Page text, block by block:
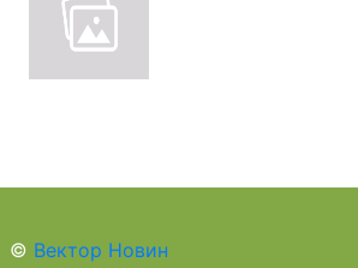
© Вектор Новин